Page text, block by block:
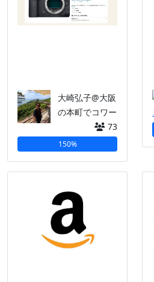
大崎弘子@大阪
の本町でコワー
73
150%